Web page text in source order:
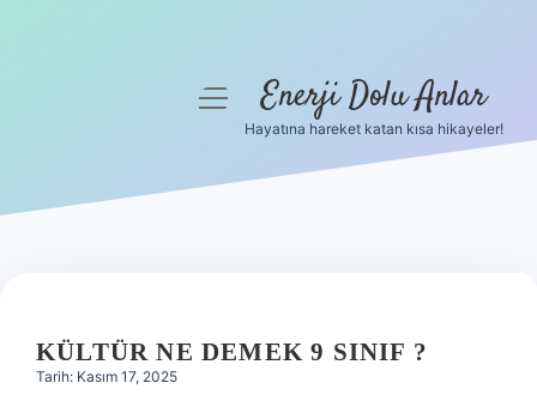
Hakkımızda
menüyüEnerji Dolu Anlar
Hayatına hareket katan kısa hikayeler!
KÜLTÜR NE DEMEK 9 SINIF ?
Tarih: Kasım 17, 2025